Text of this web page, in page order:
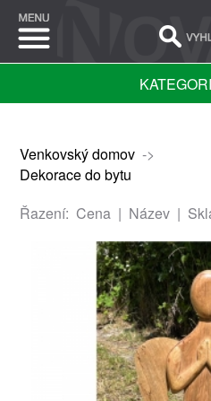
Venkovský domov->
Dekorace do bytu
Řazení: Cena| Název|